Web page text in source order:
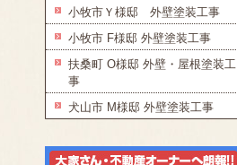
小牧市Ｙ様邸 外壁塗装工事
小牧市 F様邸 外壁塗装工事
扶桑町 O様邸 外壁・屋根塗装工
事
犬山市 M様邸 外壁塗装工事